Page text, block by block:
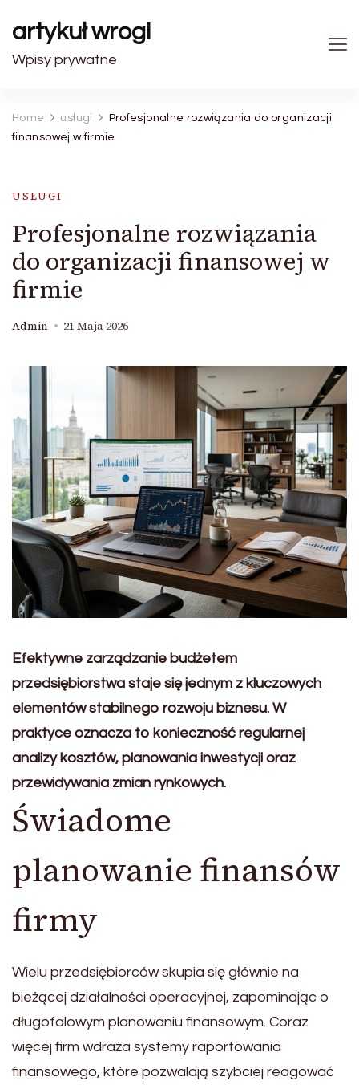
artykuł wrogi
Wpisy prywatne
Home usługi
Profesjonalne rozwiązania do organizacji
finansowej w firmie
USŁUGI
Profesjonalne rozwiązania
do organizacji finansowej w
firmie
Admin 21 Maja 2026
Efektywne zarządzanie budżetem
przedsiębiorstwa staje się jednym z kluczowych
elementów stabilnego rozwoju biznesu. W
praktyce oznacza to konieczność regularnej
analizy kosztów, planowania inwestycji oraz
przewidywania zmian rynkowych.
Świadome
planowanie finansów
firmy
Wielu przedsiębiorców skupia się głównie na
bieżącej działalności operacyjnej, zapominając o
długofalowym planowaniu finansowym. Coraz
więcej firm wdraża systemy raportowania
finansowego, które pozwalają szybciej reagować